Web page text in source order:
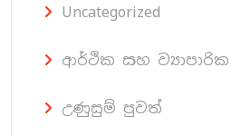
Uncategorized
ආර්ථික සහ ව්‍යාපාරික
උණුසුම් පුවත්